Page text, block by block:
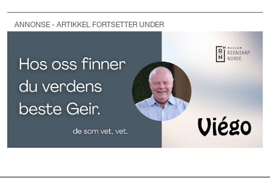
ANNONSE - ARTIKKEL FORTSETTER UNDER